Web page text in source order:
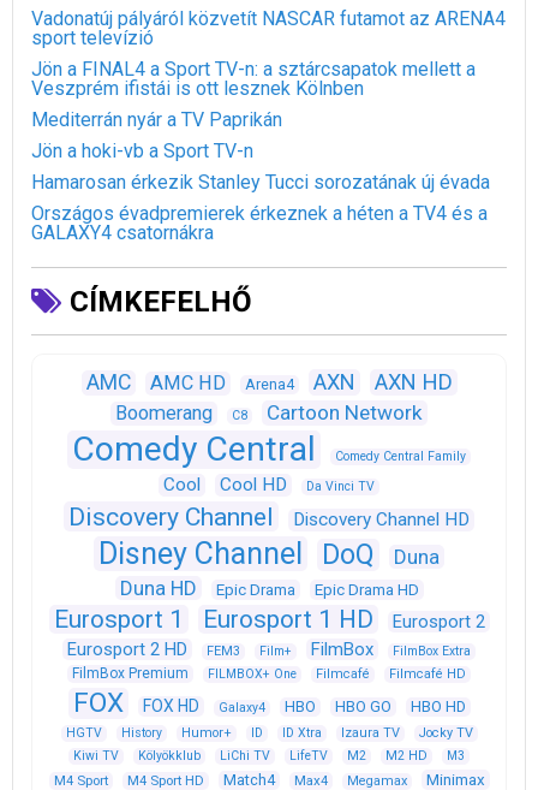
Vadonatúj pályáról közvetít NASCAR futamot az ARENA4
sport televízió
Jön a FINAL4 a Sport TV-n: a sztárcsapatok mellett a
Veszprém ifistái is ott lesznek Kölnben
Mediterrán nyár a TV Paprikán
Jön a hoki-vb a Sport TV-n
Hamarosan érkezik Stanley Tucci sorozatának új évada
Országos évadpremierek érkeznek a héten a TV4 és a
GALAXY4 csatornákra
CÍMKEFELHŐ
AMC AMC HD Arena4 AXN AXN HD
Boomerang C8 Cartoon Network
Comedy Central Comedy Central Family
Cool Cool HD Da Vinci TV
Discovery Channel Discovery Channel HD
Disney Channel DoQ
Duna
Duna HD
Epic Drama Epic Drama HD
Eurosport 1 Eurosport 1 HD
Eurosport 2
Eurosport 2 HD
FEM3 Film+ FilmBox FilmBox Extra
FilmBox Premium FILMBOX+ One Filmcafé Filmcafé HD
FOX FOX HD Galaxy4 HBO HBO GO HBO HD
HGTV History Humor+ ID ID Xtra Izaura TV
Jocky TV
Kiwi TV
Kölyökklub LiChi TV LifeTV M2 M2 HD M3
M4 Sport M4 Sport HD Match4 Max4 Megamax Minimax